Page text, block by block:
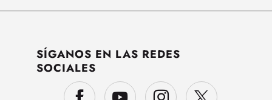
SÍGANOS EN LAS REDES
SOCIALES